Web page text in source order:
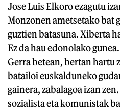
Jose Luis Elkoro ezagutu
Monzonen ametsetako bat
guztien batasuna. Xiberta
Ez da hau edonolako
Gerra betean, bertan hartu
batailoi euskalduneko
gainera, zabalagoa izan
sozialista eta komunistak